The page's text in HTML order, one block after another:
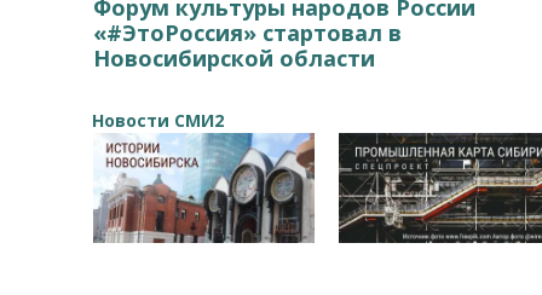
Форум культуры народов России
«#ЭтоРоссия» стартовал в
Новосибирской области
Новости СМИ2